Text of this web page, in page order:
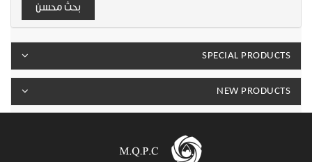
بحث محسن
SPECIAL PRODUCTS
NEW PRODUCTS